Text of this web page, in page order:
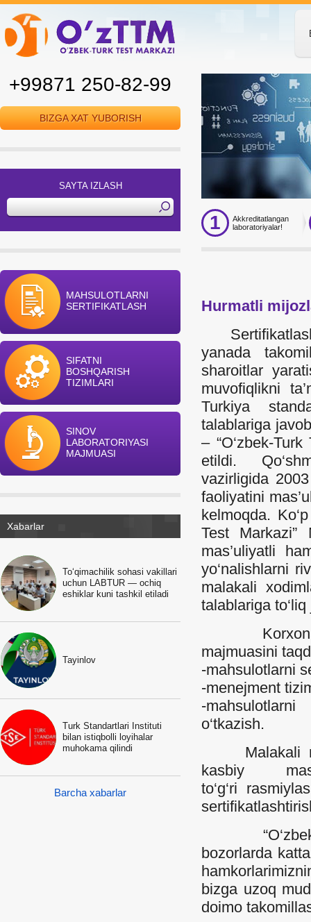
+99871 250-82-99
BIZGA XAT YUBORISH
SAYTA IZLASH
MAHSULOTLARNI
SERTIFIKATLASH
SIFATNI
BOSHQARISH
TIZIMLARI
SINOV
LABORATORIYASI
MAJMUASI
Xabarlar
To‘qimachilik sohasi vakillari
uchun LABTUR — ochiq
eshiklar kuni tashkil etiladi
Tayinlov
Turk Standartlari Instituti
bilan istiqbolli loyihalar
muhokama qilindi
Barcha xabarlar
1
Akkreditatlangan
laboratoriyalar!
Hurmatli
yanada
sharoitlar
muvofiqlikni
Turkiya
talablariga
– “O‘zbek-
etildi.
vazirligida
faoliyatini
kelmoqda.
Test Markazi”
mas’uliyatli
yo‘nalishlarni
malakali
talablariga
majmuasini
-mahsulotlarni
-menejment
-
o‘tkazish.
Malakali
kasbiy
to‘g‘ri
“O‘zbek-
bozorlarda
bizga uzoq
doimo